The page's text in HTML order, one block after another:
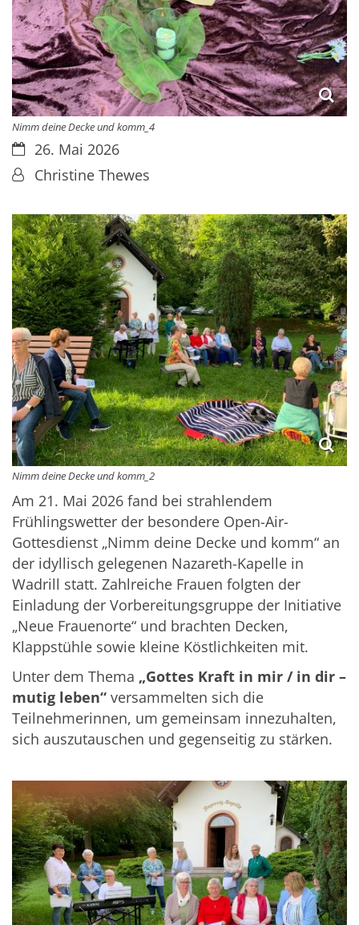
Nimm deine Decke und komm_4
Datum:26. Mai 2026
Von:Christine Thewes
Nimm deine Decke und komm_2
Am 21. Mai 2026 fand bei strahlendem
Frühlingswetter der besondere Open-Air-
Gottesdienst „Nimm deine Decke und komm“ an
der idyllisch gelegenen Nazareth-Kapelle in
Wadrill statt. Zahlreiche Frauen folgten der
Einladung der Vorbereitungsgruppe der Initiative
„Neue Frauenorte“ und brachten Decken,
Klappstühle sowie kleine Köstlichkeiten mit.
Unter dem Thema „Gottes Kraft in mir / in dir –
mutig leben“ versammelten sich die
Teilnehmerinnen, um gemeinsam innezuhalten,
sich auszutauschen und gegenseitig zu stärken.